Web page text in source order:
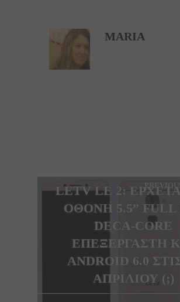
MARIA
LETV LE 2:
ΟΘΟΝΗ 5.5” FULL
DECA-CORE
ΕΠΕΞΕΡΓΑΣΤΗ
ANDROID 6.0
ΑΠΡΙΛΙΟΥ (;)